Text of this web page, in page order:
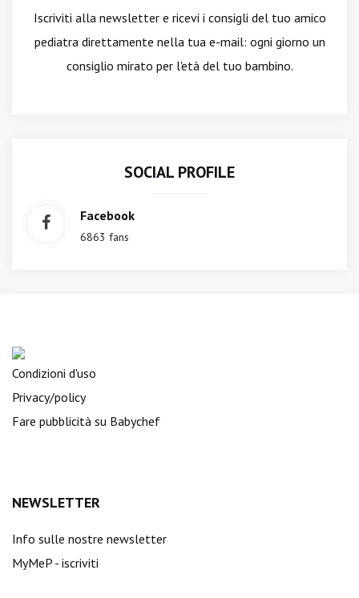
Iscriviti alla newslettere ricevi i consigli del tuo amico
pediatra direttamente nella tua e-mail: ogni giorno un
consiglio mirato per l'età del tuo bambino.
SOCIAL PROFILE
Facebook
6863 fans
Condizioni d'uso
Privacy/policy
Fare pubblicità su Babychef
NEWSLETTER
Info sulle nostre newsletter
MyMeP - iscriviti